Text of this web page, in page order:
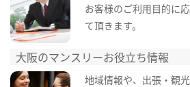
お客様のご利用目的に
て頂きます。
大阪のマンスリーお役立ち情報
地域情報や、出張・観